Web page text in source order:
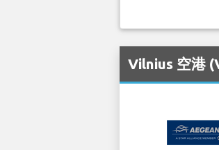
Vilnius 空港